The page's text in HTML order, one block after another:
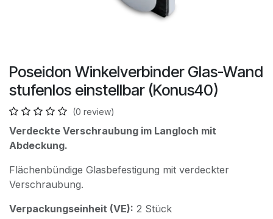
Poseidon Winkelverbinder Glas-Wand
stufenlos einstellbar (Konus40)
(0 review)
Verdeckte Verschraubung im Langloch mit
Abdeckung.
Flächenbündige Glasbefestigung mit verdeckter
Verschraubung.
Verpackungseinheit (VE): 2 Stück